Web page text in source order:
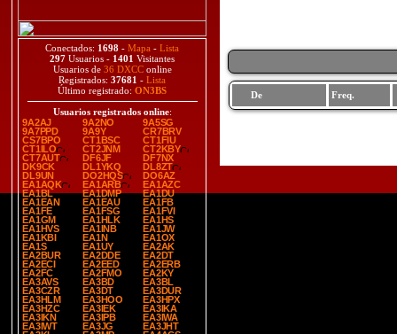
Conectados: 1698 - Mapa - Lista
297 Usuarios - 1401 Visitantes
Usuarios de 36 DXCConline
Registrados: 37681 - Lista
Último registrado: ON3BS
Usuarios registrados online:
9A2AJ
9A2NO
9A5SG
9A7PPD
9A9Y
CR7BRV
CS7BPO
CT1BSC
CT1FIU
CT1ILO
CT2JNM
CT2KBY
CT7AUT
DF6JF
DF7NX
DK9CK
DL1YKQ
DL8ZT
DL9UN
DO2HQS
DO6AZ
EA1AQK
EA1ARB
EA1AZC
EA1BL
EA1DMP
EA1DU
EA1EAN
EA1EAU
EA1FB
EA1FE
EA1FSG
EA1FVI
EA1GM
EA1HLK
EA1HS
EA1HVS
EA1INB
EA1JW
EA1KBI
EA1N
EA1OX
EA1S
EA1UY
EA2AK
EA2BUR
EA2DDE
EA2DT
EA2ECI
EA2EED
EA2ERB
EA2FC
EA2FMO
EA2KY
EA3AVS
EA3BD
EA3BL
EA3CZR
EA3DT
EA3DUR
EA3HLM
EA3HOO
EA3HPX
EA3HZC
EA3IEK
EA3IKA
EA3IKN
EA3IPB
EA3IWA
EA3IWT
EA3JG
EA3JHT
De Freq.